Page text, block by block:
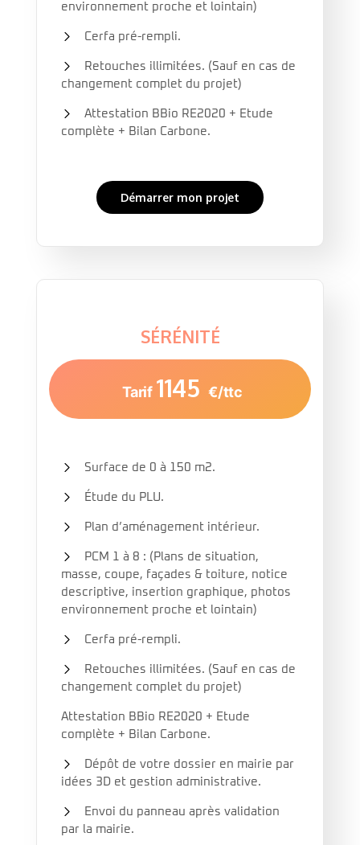
environnement proche et lointain)
Cerfa pré-rempli.
Retouches illimitées. (Sauf en cas de
changement complet du projet)
Attestation BBio RE2020 + Etude
complète + Bilan Carbone.
Démarrer mon projet
SÉRÉNITÉ
Tarif 1145 €/ttc
Surface de 0 à 150 m2.
Étude du PLU.
Plan d’aménagement intérieur.
PCM 1 à 8 : (Plans de situation,
masse, coupe, façades & toiture, notice
descriptive, insertion graphique, photos
environnement proche et lointain)
Cerfa pré-rempli.
Retouches illimitées. (Sauf en cas de
changement complet du projet)
Attestation BBio RE2020 + Etude
complète + Bilan Carbone.
Dépôt de votre dossier en mairie par
idées 3D et gestion administrative.
Envoi du panneau après validation
par la mairie.